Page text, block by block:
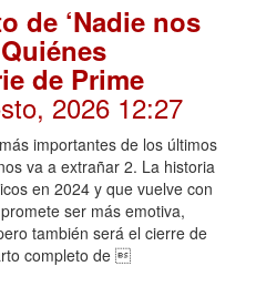
de ‘Nadie nos
de Prime
2026 12:27
importantes de los últimos
va a extrañar 2. La historia
en 2024 y que vuelve con
ser más emotiva,
también será el cierre de
completo de 